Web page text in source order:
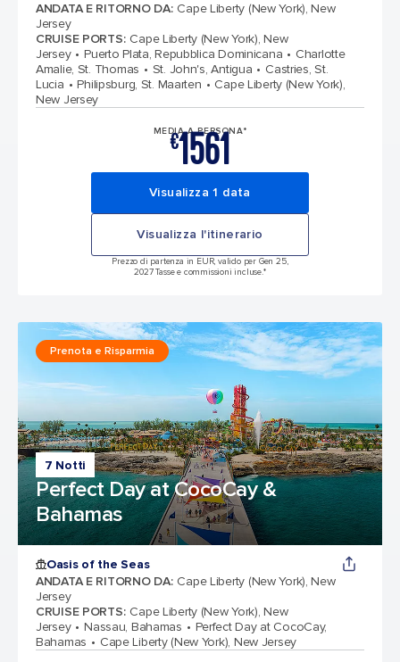
ANDATA E RITORNO DA: Cape Liberty (New York), New
Jersey
CRUISE PORTS: Cape Liberty (New York), New
Jersey
Puerto Plata, Repubblica Dominicana
Charlotte
Amalie, St. Thomas
St. John's, Antigua
Castries, St.
Lucia
Philipsburg, St. Maarten
Cape Liberty (New York),
New Jersey
MEDIA A PERSONA*
€1561
Visualizza 1 data
Visualizza l'itinerario
Prezzo di partenza in EUR, valido per Gen 25,
2027 Tasse e commissioni incluse.*
7 Notti
Perfect Day at CocoCay &
Bahamas
Prenota e Risparmia
Oasis of the Seas
ANDATA E RITORNO DA: Cape Liberty (New York), New
Jersey
CRUISE PORTS: Cape Liberty (New York), New
Jersey
Nassau, Bahamas
Perfect Day at CocoCay,
Bahamas
Cape Liberty (New York), New Jersey